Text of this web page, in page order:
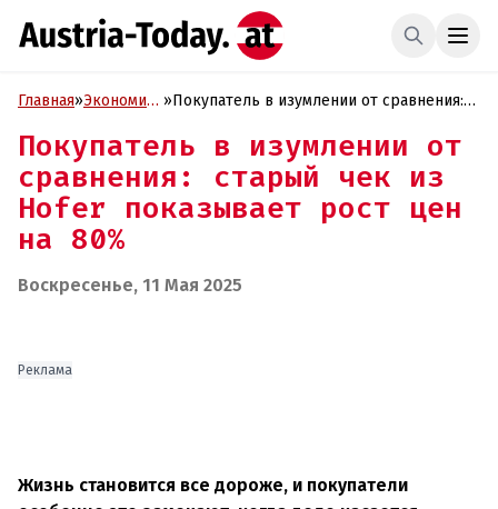
Главная»Экономика »Покупатель в изумлении от сравнения:
цен на 80%
Покупатель в изумлении от
сравнения: старый чек из
Hofer показывает рост цен
на 80%
Воскресенье, 11 Мая 2025
Реклама
Жизнь становится все дороже, и покупатели